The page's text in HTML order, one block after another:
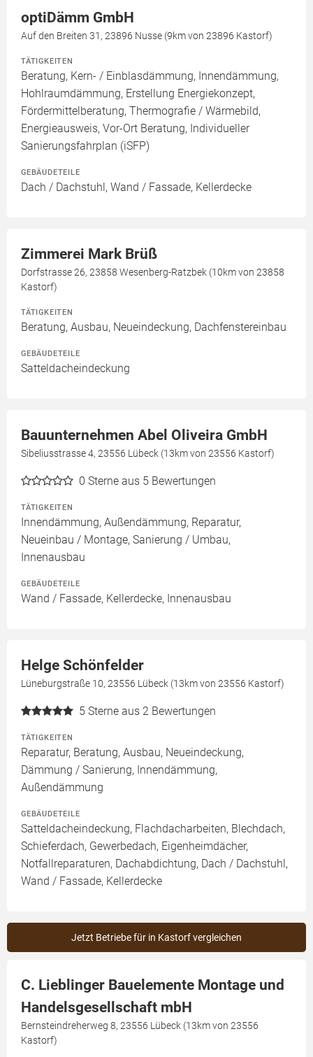
optiDämm GmbH
Auf den Breiten 31, 23896 Nusse (9km von 23896 Kastorf)
TÄTIGKEITEN
Beratung, Kern- / Einblasdämmung, Innendämmung,
Hohlraumdämmung, Erstellung Energiekonzept,
Fördermittelberatung, Thermografie / Wärmebild,
Energieausweis, Vor-Ort Beratung, Individueller
Sanierungsfahrplan (iSFP)
GEBÄUDETEILE
Dach / Dachstuhl, Wand / Fassade, Kellerdecke
Zimmerei Mark Brüß
Dorfstrasse 26, 23858 Wesenberg-Ratzbek (10km von 23858
Kastorf)
TÄTIGKEITEN
Beratung, Ausbau, Neueindeckung, Dachfenstereinbau
GEBÄUDETEILE
Satteldacheindeckung
Bauunternehmen Abel Oliveira GmbH
Sibeliusstrasse 4, 23556 Lübeck (13km von 23556 Kastorf)
0 Sterne aus 5 Bewertungen
TÄTIGKEITEN
Innendämmung, Außendämmung, Reparatur,
Neueinbau / Montage, Sanierung / Umbau,
Innenausbau
GEBÄUDETEILE
Wand / Fassade, Kellerdecke, Innenausbau
Helge Schönfelder
Lüneburgstraße 10, 23556 Lübeck (13km von 23556 Kastorf)
5 Sterne aus 2 Bewertungen
TÄTIGKEITEN
Reparatur, Beratung, Ausbau, Neueindeckung,
Dämmung / Sanierung, Innendämmung,
Außendämmung
GEBÄUDETEILE
Satteldacheindeckung, Flachdacharbeiten, Blechdach,
Schieferdach, Gewerbedach, Eigenheimdächer,
Notfallreparaturen, Dachabdichtung, Dach / Dachstuhl,
Wand / Fassade, Kellerdecke
Jetzt Betriebe für in Kastorf vergleichen
C. Lieblinger Bauelemente Montage und
Handelsgesellschaft mbH
Bernsteindreherweg 8, 23556 Lübeck (13km von 23556
Kastorf)